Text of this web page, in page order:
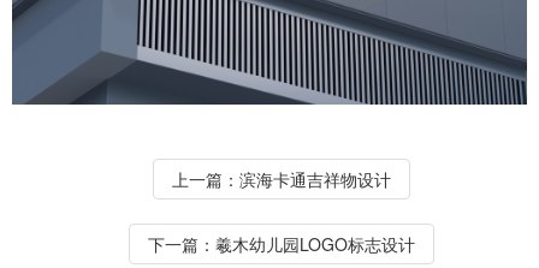
上一篇： 滨海卡通吉祥物设计
下一篇： 羲木幼儿园LOGO标志设计